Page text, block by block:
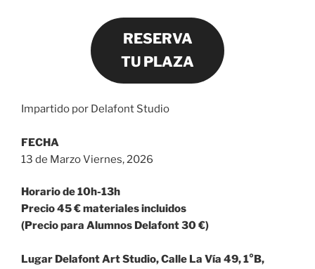
RESERVA
TU PLAZA
Impartido por Delafont Studio
FECHA
13 de Marzo Viernes, 2026
Horario de 10h-13h
Precio 45 € materiales incluidos
(Precio para Alumnos Delafont 30 €)
Lugar Delafont Art Studio, Calle La Vía 49, 1°B,